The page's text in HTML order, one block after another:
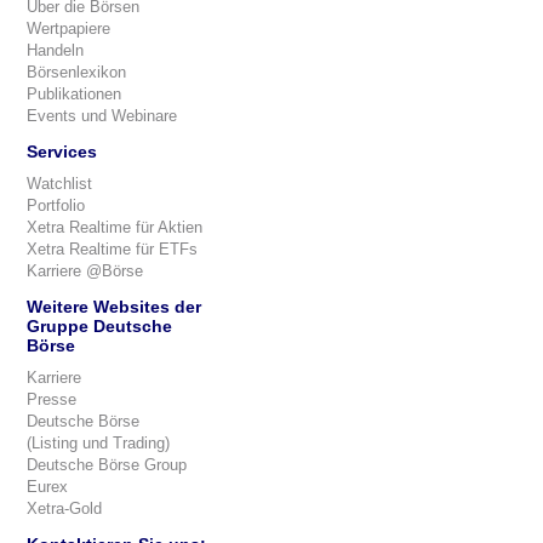
Über die Börsen
Wertpapiere
Handeln
Börsenlexikon
Publikationen
Events und Webinare
Services
Watchlist
Portfolio
Xetra Realtime für Aktien
Xetra Realtime für ETFs
Karriere @Börse
Weitere Websites der
Gruppe Deutsche
Börse
Karriere
Presse
Deutsche Börse
(Listing und Trading)
Deutsche Börse Group
Eurex
Xetra-Gold